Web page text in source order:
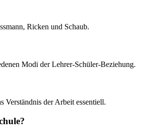
Ricken und Schaub.
Modi der Lehrer-Schüler-Beziehung.
Verständnis der Arbeit essentiell.